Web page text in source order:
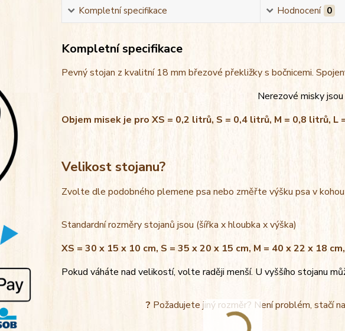
Kompletní specifikace Hodnocení 0
Kompletní specifikace
Pevný stojan z kvalitní 18 mm březové překližky s bočnicemi.
Nerezové misky
Objem misek je pro XS = 0,2 litrů, S = 0,4 litrů, M = 0,8 litrů, L
Velikost stojanu?
Zvolte dle podobného plemene psa nebo změřte výšku psa v
Standardní rozměry stojanů jsou (šířka x hloubka x výška)
XS = 30 x 15 x 10 cm, S = 35 x 20 x 15 cm, M = 40 x 22 x 18
Pokud váháte nad velikostí, volte raději menší. U vyššího stojanu
? Požadujete jiný rozměr? Není problém, stačí